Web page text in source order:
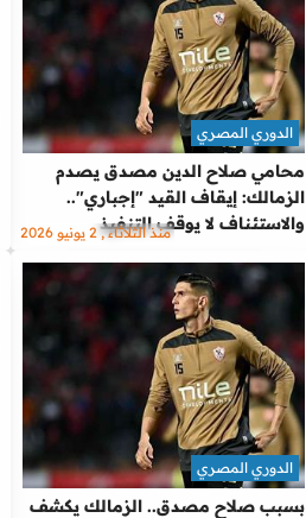
محامي صلاح الدين مصدق يصدم
الزمالك: إيقاف القيد "إجباري"..
والاستئناف لا يوقف التنفيذ
الدوري المصري
منذ الثلاثاء , 2 يونيو 2026
بسبب صلاح مصدق.. الزمالك يكشف
الدوري المصري